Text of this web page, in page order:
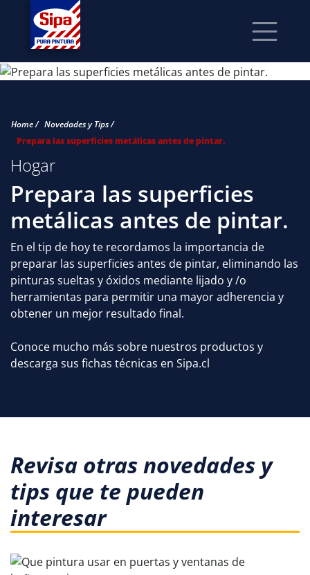
Home / Novedades y Tips /
Prepara las superficies metálicas antes de pintar.
Hogar
Prepara las superficies
metálicas antes de pintar.
En el tip de hoy te recordamos la importancia de
preparar las superficies antes de pintar, eliminando las
pinturas sueltas y óxidos mediante lijado y /o
herramientas para permitir una mayor adherencia y
obtener un mejor resultado final.
Conoce mucho más sobre nuestros productos y
descarga sus fichas técnicas en Sipa.cl
Revisa otras novedades y
tips que te pueden
interesar